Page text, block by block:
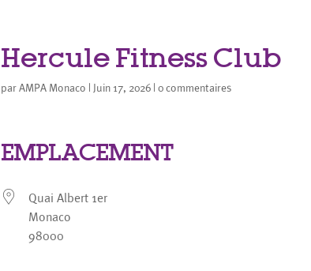
Hercule Fitness Club
parAMPA Monaco Juin 17, 2026 |0 commentaires
EMPLACEMENT
Quai Albert 1er
Monaco
98000